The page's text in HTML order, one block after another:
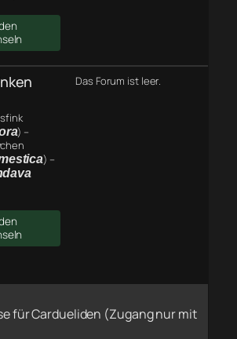
) –
) –
Das Forum ist leer.
für Cardueliden (Zugang nur mit